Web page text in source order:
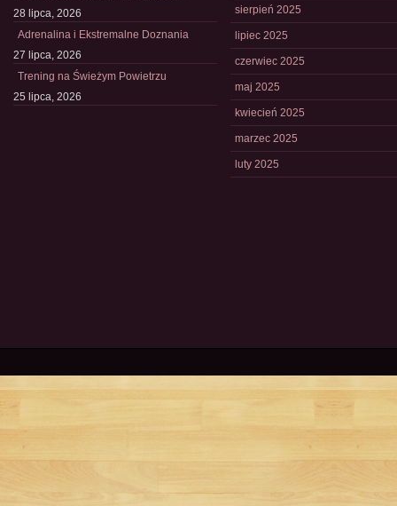
28 lipca, 2026
Adrenalina i Ekstremalne Doznania
27 lipca, 2026
Trening na Świeżym Powietrzu
25 lipca, 2026
sierpień 2025
lipiec 2025
czerwiec 2025
maj 2025
kwiecień 2025
marzec 2025
luty 2025